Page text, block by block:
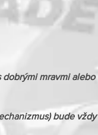
mravmi alebo
bude vždy